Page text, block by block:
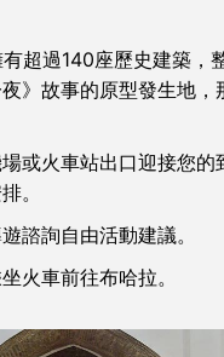
有超過140座歷史建築，
》故事的原型發生地，
或火車站出口迎接您的
。
諮詢自由活動建議。
火車前往布哈拉。